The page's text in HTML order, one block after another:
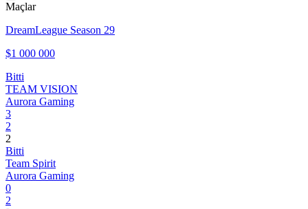
Maçlar
DreamLeague Season 29
$1 000 000
Bitti
TEAM VISION
Aurora Gaming
3
2
2
Bitti
Team Spirit
Aurora Gaming
0
2